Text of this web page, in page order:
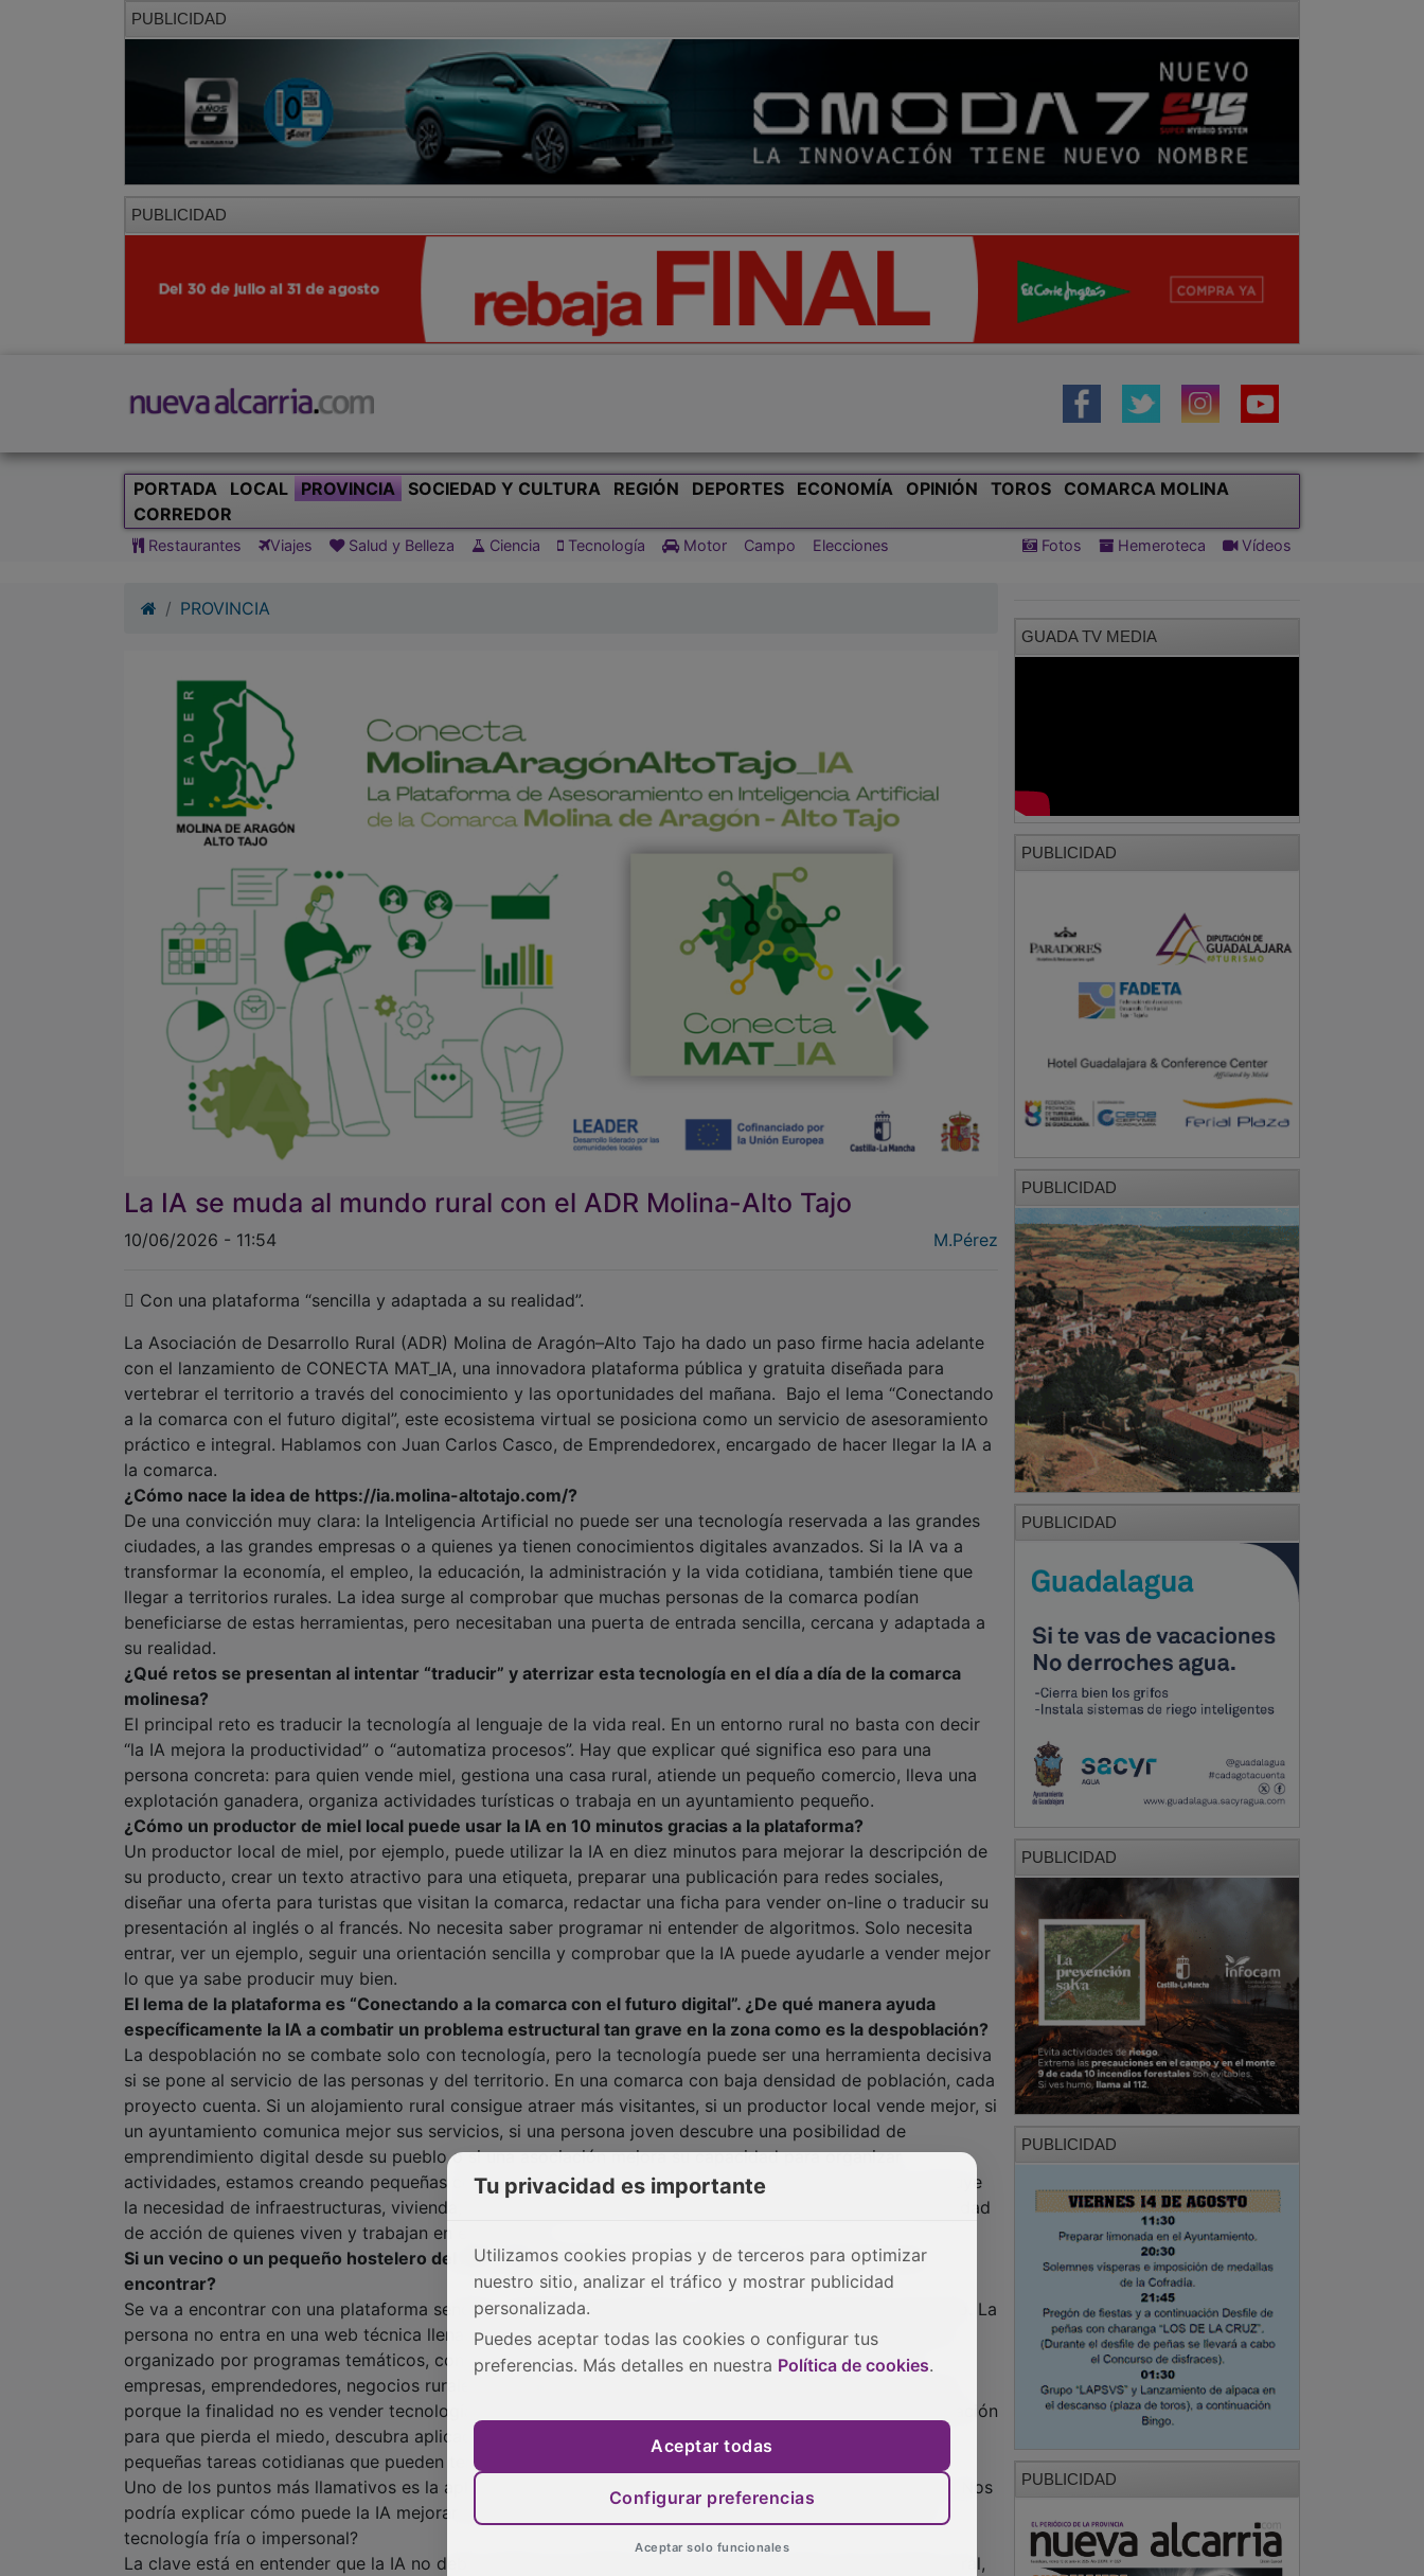
PUBLICIDAD
PUBLICIDAD
PORTADA LOCAL PROVINCIA SOCIEDAD Y CULTURA REGIÓN DEPORTES ECONOMÍA OPINIÓN TOROS
COMARCA MOLINA
CORREDOR
Restaurantes Viajes Salud y Belleza Ciencia Tecnología Motor Campo Elecciones Fotos Hemeroteca Vídeos
PROVINCIA
La IA se muda al mundo rural con el ADR Molina-Alto Tajo
10/06/2026 - 11:54 M.Pérez
 Con una plataforma “sencilla y adaptada a su realidad”.
La Asociación de Desarrollo Rural (ADR) Molina de Aragón–Alto Tajo ha dado un paso firme hacia adelante
con el lanzamiento de CONECTA MAT_IA, una innovadora plataforma pública y gratuita diseñada para
vertebrar el territorio a través del conocimiento y las oportunidades del mañana. Bajo el lema “Conectando
a la comarca con el futuro digital”, este ecosistema virtual se posiciona como un servicio de asesoramiento
práctico e integral. Hablamos con Juan Carlos Casco, de Emprendedorex, encargado de hacer llegar la IA a
la comarca.
¿Cómo nace la idea de https://ia.molina-altotajo.com/?
De una convicción muy clara: la Inteligencia Artificial no puede ser una tecnología reservada a las grandes
ciudades, a las grandes empresas o a quienes ya tienen conocimientos digitales avanzados. Si la IA va a
transformar la economía, el empleo, la educación, la administración y la vida cotidiana, también tiene que
llegar a territorios rurales. La idea surge al comprobar que muchas personas de la comarca podían
beneficiarse de estas herramientas, pero necesitaban una puerta de entrada sencilla, cercana y adaptada a
su realidad.
¿Qué retos se presentan al intentar “traducir” y aterrizar esta tecnología en el día a día de la comarca
molinesa?
El principal reto es traducir la tecnología al lenguaje de la vida real. En un entorno rural no basta con decir
“la IA mejora la productividad” o “automatiza procesos”. Hay que explicar qué significa eso para una
persona concreta: para quien vende miel, gestiona una casa rural, atiende un pequeño comercio, lleva una
explotación ganadera, organiza actividades turísticas o trabaja en un ayuntamiento pequeño.
¿Cómo un productor de miel local puede usar la IA en 10 minutos gracias a la plataforma?
Un productor local de miel, por ejemplo, puede utilizar la IA en diez minutos para mejorar la descripción de
su producto, crear un texto atractivo para una etiqueta, preparar una publicación para redes sociales,
diseñar una oferta para turistas que visitan la comarca, redactar una ficha para vender on-line o traducir su
presentación al inglés o al francés. No necesita saber programar ni entender de algoritmos. Solo necesita
entrar, ver un ejemplo, seguir una orientación sencilla y comprobar que la IA puede ayudarle a vender mejor
lo que ya sabe producir muy bien.
El lema de la plataforma es “Conectando a la comarca con el futuro digital”. ¿De qué manera ayuda
específicamente la IA a combatir un problema estructural tan grave en la zona como es la despoblación?
La despoblación no se combate solo con tecnología, pero la tecnología puede ser una herramienta decisiva
si se pone al servicio de las personas y del territorio. En una comarca con baja densidad de población, cada
proyecto cuenta. Si un alojamiento rural consigue atraer más visitantes, si un productor local vende mejor, si
un ayuntamiento comunica mejor sus servicios, si una persona joven descubre una posibilidad de
emprendimiento digital desde su pueblo o si una asociación mejora su capacidad para organizar
actividades, estamos creando pequeñas condiciones para que la gente pueda quedarse. La IA no sustituye
la necesidad de infraestructuras, vivienda, servicios públicos o empleo, pero puede multiplicar la capacidad
de acción de quienes viven y trabajan en el territorio.
Si un vecino o un pequeño hostelero del Alto Tajo entra hoy en esta plataforma, ¿con qué se va a
encontrar?
Se va a encontrar con una plataforma sencilla, orientada a la práctica y pensada para aprender haciendo. La
persona no entra en una web técnica llena de conceptos difíciles, sino en un espacio de asesoramiento
organizado por programas temáticos, con contenidos pensados para distintos perfiles: ciudadanía,
empresas, emprendedores, negocios rurales, entidades sociales y ayuntamientos. El servicio es gratuito
porque la finalidad no es vender tecnología, sino democratizar su uso. Se trata de acompañar a la población
para que pierda el miedo, descubra aplicaciones útiles y empiece a incorporar herramientas de IA en
pequeñas tareas cotidianas que pueden tener un impacto real.
Uno de los puntos más llamativos es la aplicación de la IA en la atención social y a personas mayores. ¿Nos
podría explicar cómo puede la IA mejorar la calidad de vida de nuestros mayores sin que resulte una
tecnología fría o impersonal?
La clave está en entender que la IA no debe sustituir el cuidado humano, sino reforzarlo. En el mundo rural,
GUADA TV MEDIA
PUBLICIDAD
PUBLICIDAD
PUBLICIDAD
PUBLICIDAD
PUBLICIDAD
PUBLICIDAD
Tu privacidad es importante
Utilizamos cookies propias y de terceros para optimizar
nuestro sitio, analizar el tráfico y mostrar publicidad
personalizada.
Puedes aceptar todas las cookies o configurar tus
preferencias. Más detalles en nuestra Política de cookies.
Aceptar todas
Configurar preferencias
Aceptar solo funcionales